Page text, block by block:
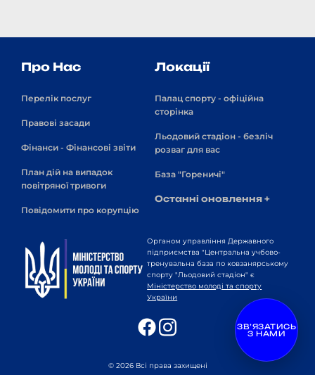
ЗВ’ЯЗАТИСЬ
З НАМИ
Органом управління Державного
підприємства "Центральна учбово-
тренувальна база по ковзанярському
спорту "Льодовий стадіон" є
Міністерство молоді та спорту
України
Про Нас
Перелік послуг
Правові засади
Фінанси - Фінансові звіти
План дій на випадок
повітряної тривоги
Повідомити про корупцію
Локації
Палац спорту - офіційна
сторінка
Льодовий стадіон - безліч
розваг для вас
База "Гореничі"
Останні оновлення +
Соціальні Мережі
© 2026 Всі права захищені